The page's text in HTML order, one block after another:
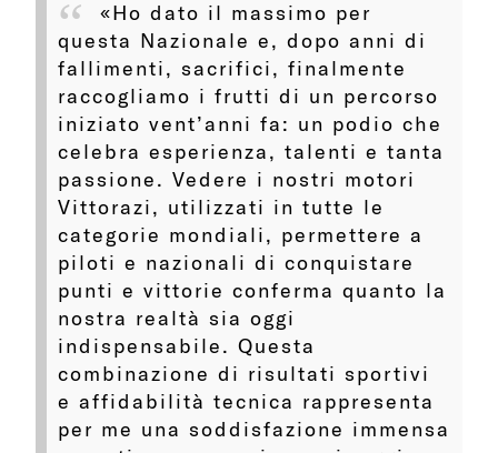
«Ho dato il massimo per
questa Nazionale e, dopo anni di
fallimenti, sacrifici, finalmente
raccogliamo i frutti di un percorso
iniziato vent’anni fa: un podio che
celebra esperienza, talenti e tanta
passione. Vedere i nostri motori
Vittorazi, utilizzati in tutte le
categorie mondiali, permettere a
piloti e nazionali di conquistare
punti e vittorie conferma quanto la
nostra realtà sia oggi
indispensabile. Questa
combinazione di risultati sportivi
e affidabilità tecnica rappresenta
per me una soddisfazione immensa